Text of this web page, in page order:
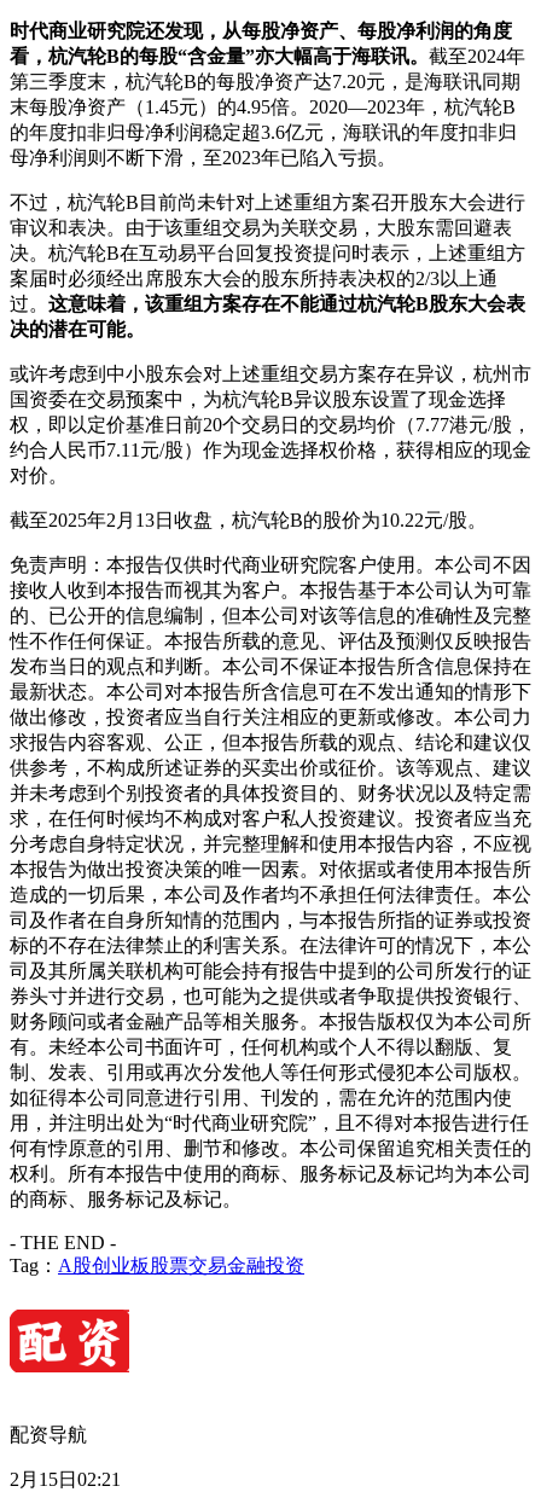
时代商业研究院还发现，从每股净资产、每股净利润的角度
看，杭汽轮B的每股“含金量”亦大幅高于海联讯。 截至2024年
第三季度末，杭汽轮B的每股净资产达7.20元，是海联讯同期
末每股净资产（1.45元）的4.95倍。2020—2023年，杭汽轮B
的年度扣非归母净利润稳定超3.6亿元，海联讯的年度扣非归
母净利润则不断下滑，至2023年已陷入亏损。
不过，杭汽轮B目前尚未针对上述重组方案召开股东大会进行
审议和表决。由于该重组交易为关联交易，大股东需回避表
决。杭汽轮B在互动易平台回复投资提问时表示，上述重组方
案届时必须经出席股东大会的股东所持表决权的2/3以上通
过。 这意味着，该重组方案存在不能通过杭汽轮B股东大会表
决的潜在可能。
或许考虑到中小股东会对上述重组交易方案存在异议，杭州市
国资委在交易预案中，为杭汽轮B异议股东设置了现金选择
权，即以定价基准日前20个交易日的交易均价（7.77港元/股，
约合人民币7.11元/股）作为现金选择权价格，获得相应的现金
对价。
截至2025年2月13日收盘，杭汽轮B的股价为10.22元/股。
免责声明：本报告仅供时代商业研究院客户使用。本公司不因
接收人收到本报告而视其为客户。本报告基于本公司认为可靠
的、已公开的信息编制，但本公司对该等信息的准确性及完整
性不作任何保证。本报告所载的意见、评估及预测仅反映报告
发布当日的观点和判断。本公司不保证本报告所含信息保持在
最新状态。本公司对本报告所含信息可在不发出通知的情形下
做出修改，投资者应当自行关注相应的更新或修改。本公司力
求报告内容客观、公正，但本报告所载的观点、结论和建议仅
供参考，不构成所述证券的买卖出价或征价。该等观点、建议
并未考虑到个别投资者的具体投资目的、财务状况以及特定需
求，在任何时候均不构成对客户私人投资建议。投资者应当充
分考虑自身特定状况，并完整理解和使用本报告内容，不应视
本报告为做出投资决策的唯一因素。对依据或者使用本报告所
造成的一切后果，本公司及作者均不承担任何法律责任。本公
司及作者在自身所知情的范围内，与本报告所指的证券或投资
标的不存在法律禁止的利害关系。在法律许可的情况下，本公
司及其所属关联机构可能会持有报告中提到的公司所发行的证
券头寸并进行交易，也可能为之提供或者争取提供投资银行、
财务顾问或者金融产品等相关服务。本报告版权仅为本公司所
有。未经本公司书面许可，任何机构或个人不得以翻版、复
制、发表、引用或再次分发他人等任何形式侵犯本公司版权。
如征得本公司同意进行引用、刊发的，需在允许的范围内使
用，并注明出处为“时代商业研究院”，且不得对本报告进行任
何有悖原意的引用、删节和修改。本公司保留追究相关责任的
权利。所有本报告中使用的商标、服务标记及标记均为本公司
的商标、服务标记及标记。
- THE END -
Tag： A股创业板 股票交易金融投资
配资导航
2月15日02:21